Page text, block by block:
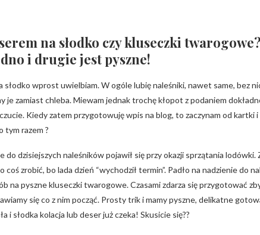
na słodko czy kluseczki
i drugie jest pyszne!
słodko wprost uwielbiam. W ogóle lubię naleśniki, nawet same, bez
je zamiast chleba. Miewam jednak trochę kłopot z podaniem
Kiedy zatem przygotowuję wpis na blog, to zaczynam od
tym razem ?
do dzisiejszych naleśników pojawił się przy okazji sprzątania
coś zrobić, bo lada dzień “wychodził termin”. Padło na nadzienie do
na pyszne kluseczki twarogowe. Czasami zdarza się przygotować
się co z nim począć. Prosty trik i mamy pyszne, delikatne
i słodka kolacja lub deser już czeka! Skusicie się??